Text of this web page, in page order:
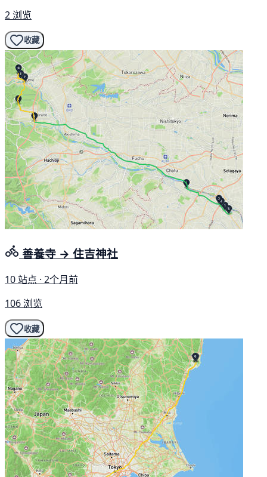
2 浏览
收藏
善養寺 → 住吉神社
10 站点 · 2个月前
106 浏览
收藏